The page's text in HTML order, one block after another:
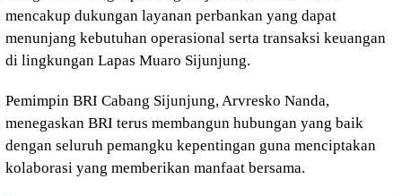
mencakup dukungan layanan perbankan yang dapat
menunjang kebutuhan operasional serta transaksi keuangan
di lingkungan Lapas Muaro Sijunjung.
Pemimpin BRI Cabang Sijunjung, Arvresko Nanda,
menegaskan BRI terus membangun hubungan yang baik
dengan seluruh pemangku kepentingan guna menciptakan
kolaborasi yang memberikan manfaat bersama.